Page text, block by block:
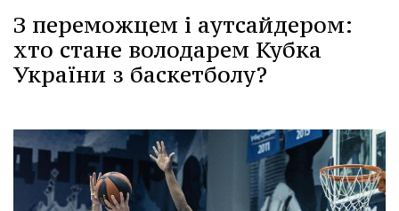
З переможцем і аутсайдером:
хто стане володарем Кубка
України з баскетболу?